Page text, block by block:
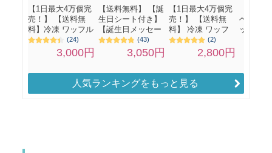
人気ランキングをもっと見る